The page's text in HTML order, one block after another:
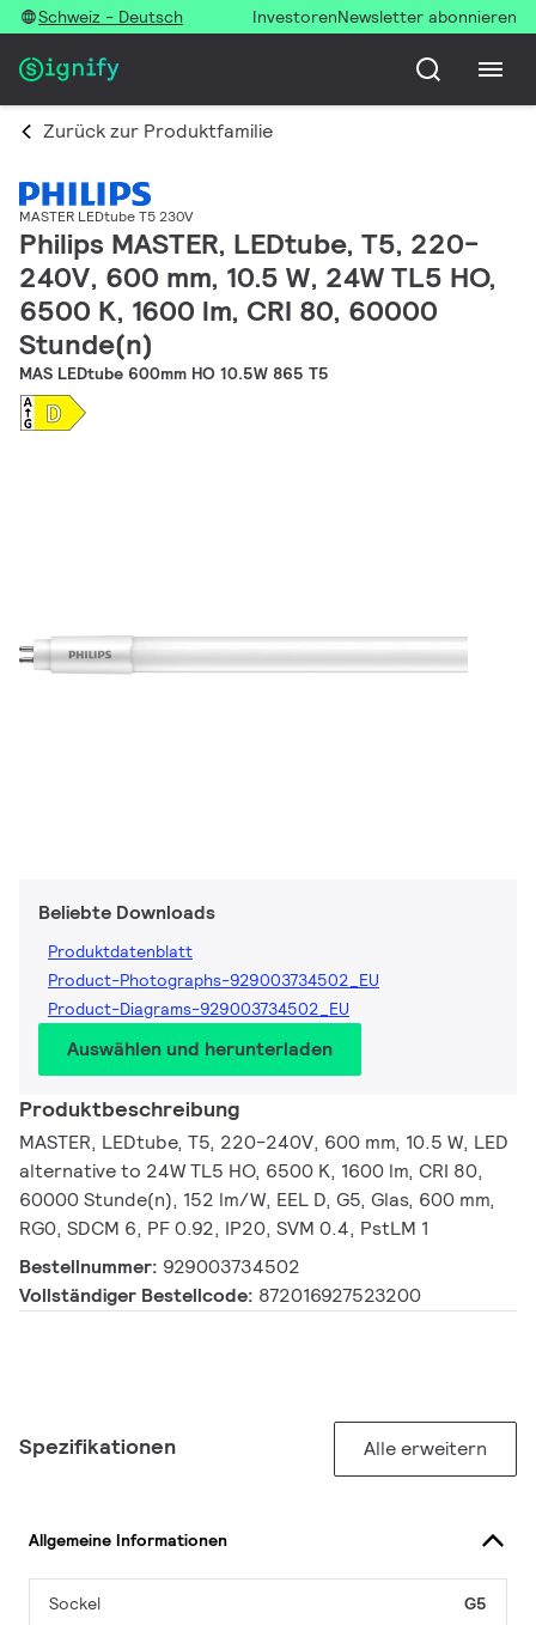
Schweiz - Deutsch InvestorenNewsletter abonnieren
Zurück zur Produktfamilie
MASTER LEDtube T5 230V
Philips MASTER, LEDtube, T5, 220-
240V, 600 mm, 10.5 W, 24W TL5 HO,
6500 K, 1600 lm, CRI 80, 60000
Stunde(n)
MAS LEDtube 600mm HO 10.5W 865 T5
Beliebte Downloads
Produktdatenblatt
Product-Photographs-929003734502_EU
Product-Diagrams-929003734502_EU
Auswählen und herunterladen
Produktbeschreibung
MASTER, LEDtube, T5, 220-240V, 600 mm, 10.5 W, LED
alternative to 24W TL5 HO, 6500 K, 1600 lm, CRI 80,
60000 Stunde(n), 152 lm/W, EEL D, G5, Glas, 600 mm,
RG0, SDCM 6, PF 0.92, IP20, SVM 0.4, PstLM 1
Bestellnummer: 929003734502
Vollständiger Bestellcode: 872016927523200
Spezifikationen Alle erweitern
Allgemeine Informationen
Sockel G5